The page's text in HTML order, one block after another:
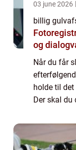
03 june 2026
billig
og
Når du får
holde til det
Der skal